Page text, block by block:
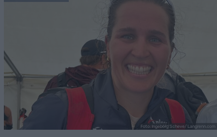
Foto: Ingeborg Scheve/ Langrenn.com